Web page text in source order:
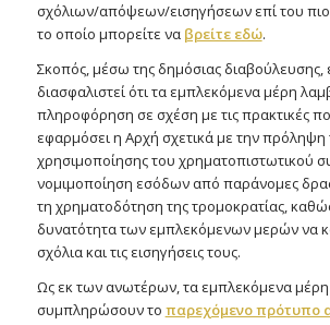
σχόλιων/απόψεων/εισηγήσεων επί του
το οποίο μπορείτε να βρείτε εδώ.
Σκοπός, μέσω της δημόσιας διαβούλευσης,
διασφαλιστεί ότι τα εμπλεκόμενα μέρη
πληροφόρηση σε σχέση με τις πρακτικές
εφαρμόσει η Αρχή σχετικά με την πρόληψη
χρησιμοποίησης του χρηματοπιστωτικού
νομιμοποίηση εσόδων από παράνομες
τη χρηματοδότηση της τρομοκρατίας,
δυνατότητα των εμπλεκόμενων μερών να
σχόλια και τις εισηγήσεις τους.
Ως εκ των ανωτέρων, τα εμπλεκόμενα μέρη
συμπληρώσουν το παρεχόμενο πρότυπο